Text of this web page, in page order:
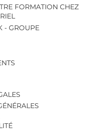
FORMATION CHEZ
- GROUPE